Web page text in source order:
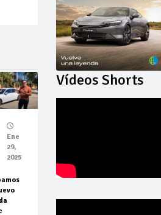
Ene
29,
2025
Vídeos Shorts